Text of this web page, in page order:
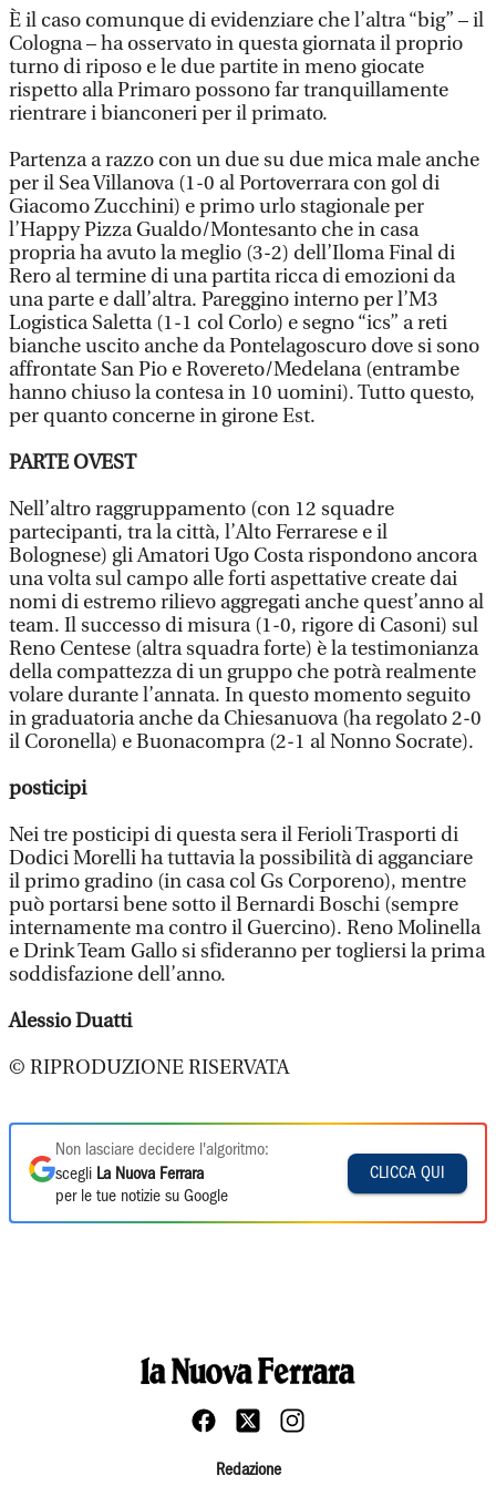
È il caso comunque di evidenziare che l’altra “big” – il
Cologna – ha osservato in questa giornata il proprio
turno di riposo e le due partite in meno giocate
rispetto alla Primaro possono far tranquillamente
rientrare i bianconeri per il primato.
Partenza a razzo con un due su due mica male anche
per il Sea Villanova (1-0 al Portoverrara con gol di
Giacomo Zucchini) e primo urlo stagionale per
l’Happy Pizza Gualdo/Montesanto che in casa
propria ha avuto la meglio (3-2) dell’Iloma Final di
Rero al termine di una partita ricca di emozioni da
una parte e dall’altra. Pareggino interno per l’M3
Logistica Saletta (1-1 col Corlo) e segno “ics” a reti
bianche uscito anche da Pontelagoscuro dove si sono
affrontate San Pio e Rovereto/Medelana (entrambe
hanno chiuso la contesa in 10 uomini). Tutto questo,
per quanto concerne in girone Est.
PARTE OVEST
Nell’altro raggruppamento (con 12 squadre
partecipanti, tra la città, l’Alto Ferrarese e il
Bolognese) gli Amatori Ugo Costa rispondono ancora
una volta sul campo alle forti aspettative create dai
nomi di estremo rilievo aggregati anche quest’anno al
team. Il successo di misura (1-0, rigore di Casoni) sul
Reno Centese (altra squadra forte) è la testimonianza
della compattezza di un gruppo che potrà realmente
volare durante l’annata. In questo momento seguito
in graduatoria anche da Chiesanuova (ha regolato 2-0
il Coronella) e Buonacompra (2-1 al Nonno Socrate).
posticipi
Nei tre posticipi di questa sera il Ferioli Trasporti di
Dodici Morelli ha tuttavia la possibilità di agganciare
il primo gradino (in casa col Gs Corporeno), mentre
può portarsi bene sotto il Bernardi Boschi (sempre
internamente ma contro il Guercino). Reno Molinella
e Drink Team Gallo si sfideranno per togliersi la prima
soddisfazione dell’anno.
Alessio Duatti
© RIPRODUZIONE RISERVATA
Non lasciare decidere l'algoritmo:
scegli La Nuova Ferrara
per le tue notizie su Google
CLICCA QUI
Redazione